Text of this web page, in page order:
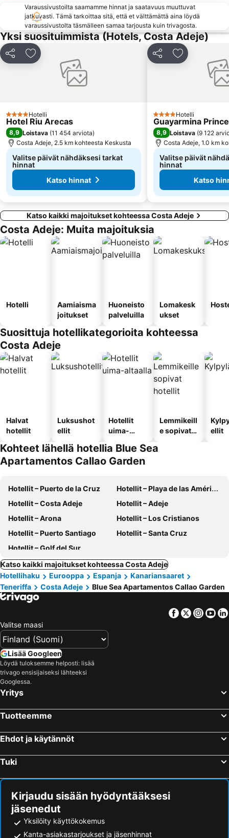
Playa de Los Guíos
Complejo Playa Jardín
Playa de Santiago
La Caleta
La Pinta
Mercadillo de Alcalá
Playa de Las Galletas
Teleférico del Teide
Calle de San Telmo
del Camison
Playa de la Tejita
Varaussivustoilta saamamme hinnat ja saatavuus muuttuvat
jatkuvasti. Tämä tarkoittaa sitä, että et välttämättä aina löydä
varaussivustolta täsmälleen samaa tarjousta kuin trivagosta.
Yksi suosituimmista (Hotels, Costa Adeje)
Jaa Lisää suosikkeihin
4 Tähtiluokitus
Hotelli
Hotel Riu Arecas
8,9 Loistava (11 454 arviota)
Costa Adeje, 2.5 km kohteesta Keskusta
Valitse päivät nähdäksesi tarkat
hinnat
Katso hinnat
Jaa Lisää
4 Tähtiluokitus
Hotelli
Guayarmina
8,9 Loistava (9 122
Costa Adeje, 1.0 km
Valitse päivät
hinnat
Katso
Katso kaikki majoitukset kohteessa Costa Adeje
Costa Adeje: Muita majoituksia
Hotelli
Aamiaisma
joitukset
Huoneisto
palveluilla
Lomakesk
ukset
Suosittuja hotellikategorioita kohteessa
Costa Adeje
Halvat
hotellit
Luksushot
ellit
Hotellit
uima-
Lemmikeill
e sopivat
ellit
Kohteet lähellä hotellia Blue Sea
Apartamentos Callao Garden
Hotellit – Puerto de la Cruz
Hotellit – Playa de las Américas
Hotellit – Costa Adeje
Hotellit – Adeje
Hotellit – Arona
Hotellit – Los Cristianos
Hotellit – Puerto Santiago
Hotellit – Santa Cruz
Hotellit – Golf del Sur
Katso kaikki majoitukset kohteessa Costa Adeje
Hotellihaku
Eurooppa Espanja
Kanariansaaret
Teneriffa
Costa Adeje Blue Sea Apartamentos Callao Garden
Facebook
Twitter
Valitse maasi
Lisää Googleen
Löydä tuloksemme helposti: lisää
trivago ensisijaiseksi lähteeksi
Googlessa.
Yritys
Tuotteemme
Ehdot ja käytännöt
Tuki
Kirjaudu sisään hyödyntääksesi
jäsenedut
Yksilöity käyttökokemus
Kanta-asiakastarjoukset ja jäsenhinnat